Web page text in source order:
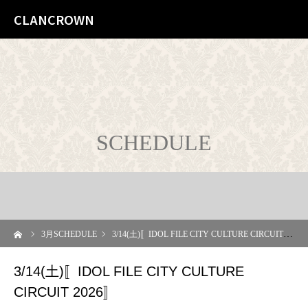
CLANCROWN
SCHEDULE
3月SCHEDULE 3/14(土)〚IDOL FILE CITY CULTURE CIRCUIT 2026〛
3/14(土)〚IDOL FILE CITY CULTURE
CIRCUIT 2026〛